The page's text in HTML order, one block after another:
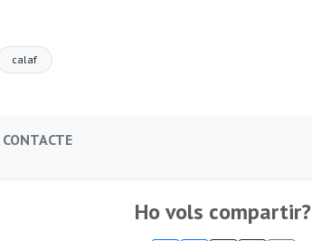
calaf
Ho vols compartir?